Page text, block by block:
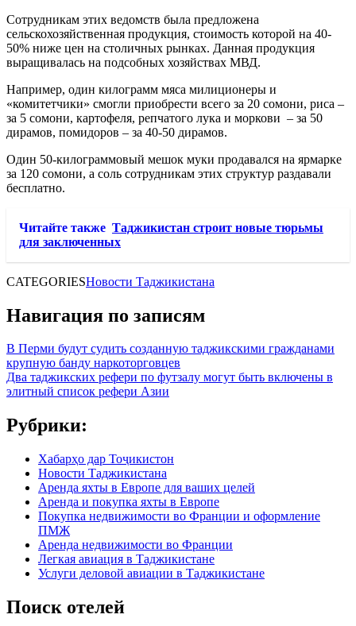
Сотрудникам этих ведомств была предложена
сельскохозяйственная продукция, стоимость которой на 40-
50% ниже цен на столичных рынках. Данная продукция
выращивалась на подсобных хозяйствах МВД.
Например, один килограмм мяса милиционеры и
«комитетчики» смогли приобрести всего за 20 сомони, риса –
за 5 сомони, картофеля, репчатого лука и моркови – за 50
дирамов, помидоров – за 40-50 дирамов.
Один 50-килограммовый мешок муки продавался на ярмарке
за 120 сомони, а соль сотрудникам этих структур раздавали
бесплатно.
Читайте также Таджикистан строит новые тюрьмы
для заключенных
CATEGORIESНовости Таджикистана
Навигация по записям
В Перми будут судить созданную таджикскими гражданами
крупную банду наркоторговцев
Два таджикских рефери по футзалу могут быть включены в
элитный список рефери Азии
Рубрики:
Хабарҳо дар Тоҷикистон
Новости Таджикистана
Аренда яхты в Европе для ваших целей
Аренда и покупка яхты в Европе
Покупка недвижимости во Франции и оформление
ПМЖ
Аренда недвижимости во Франции
Легкая авиация в Таджикистане
Услуги деловой авиации в Таджикистане
Поиск отелей